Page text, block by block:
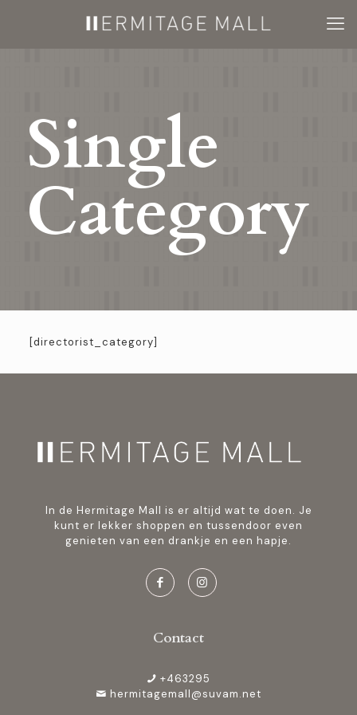
Single
Category
[directorist_category]
In de Hermitage Mall is er altijd wat te doen. Je
kunt er lekker shoppen en tussendoor even
genieten van een drankje en een hapje.
Contact
+463295
hermitagemall@suvam.net